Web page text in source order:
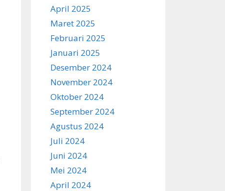
April 2025
Maret 2025
Februari 2025
Januari 2025
Desember 2024
November 2024
Oktober 2024
September 2024
Agustus 2024
Juli 2024
Juni 2024
Mei 2024
April 2024